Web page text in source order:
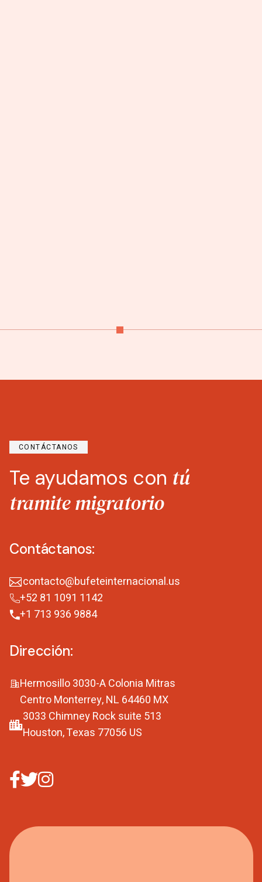
CONTÁCTANOS
Te ayudamos con tú
tramite migratorio
Contáctanos:
contacto@bufeteinternacional.us
+52 81 1091 1142
+1 713 936 9884
Dirección:
Hermosillo 3030-A Colonia Mitras
Centro Monterrey, NL 64460 MX
3033 Chimney Rock suite 513
Houston, Texas 77056 US